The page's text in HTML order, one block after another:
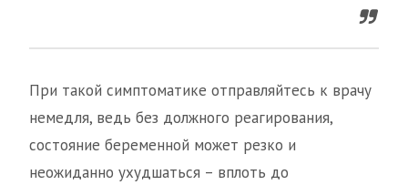
При такой симптоматике отправляйтесь к врачу
немедля, ведь без должного реагирования,
состояние беременной может резко и
неожиданно ухудшаться – вплоть до